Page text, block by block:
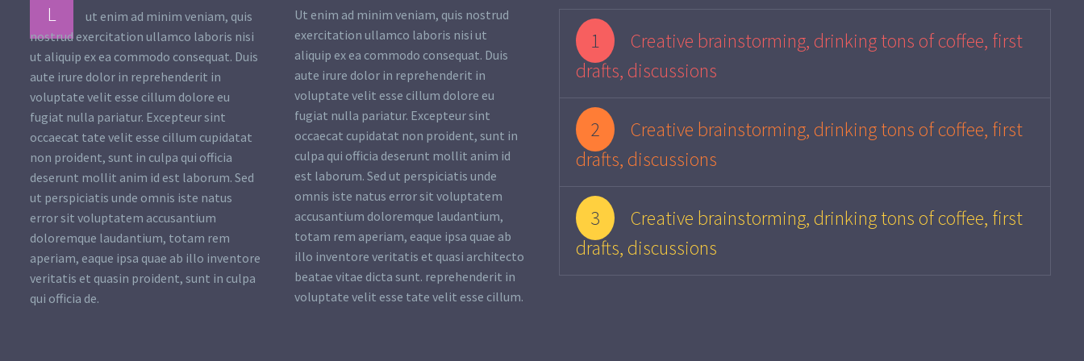
L
ut enim ad minim veniam, quis
nostrud exercitation ullamco laboris nisi
ut aliquip ex ea commodo consequat. Duis
aute irure dolor in reprehenderit in
voluptate velit esse cillum dolore eu
fugiat nulla pariatur. Excepteur sint
occaecat tate velit esse cillum cupidatat
non proident, sunt in culpa qui officia
deserunt mollit anim id est laborum. Sed
ut perspiciatis unde omnis iste natus
error sit voluptatem accusantium
doloremque laudantium, totam rem
aperiam, eaque ipsa quae ab illo inventore
veritatis et quasin proident, sunt in culpa
qui officia de.
Ut enim ad minim veniam, quis nostrud
exercitation ullamco laboris nisi ut
aliquip ex ea commodo consequat. Duis
aute irure dolor in reprehenderit in
voluptate velit esse cillum dolore eu
fugiat nulla pariatur. Excepteur sint
occaecat cupidatat non proident, sunt in
culpa qui officia deserunt mollit anim id
est laborum. Sed ut perspiciatis unde
omnis iste natus error sit voluptatem
accusantium doloremque laudantium,
totam rem aperiam, eaque ipsa quae ab
illo inventore veritatis et quasi architecto
beatae vitae dicta sunt. reprehenderit in
voluptate velit esse tate velit esse cillum.
1
Creative brainstorming, drinking tons of coffee, first
drafts, discussions
2
Creative brainstorming, drinking tons of coffee, first
drafts, discussions
3
Creative brainstorming, drinking tons of coffee, first
drafts, discussions